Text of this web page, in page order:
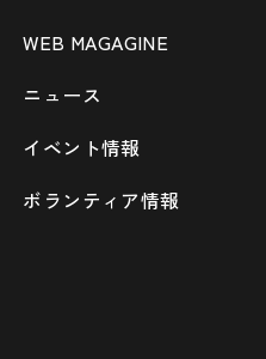
WEB MAGAGINE
ニュース
イベント情報
ボランティア情報